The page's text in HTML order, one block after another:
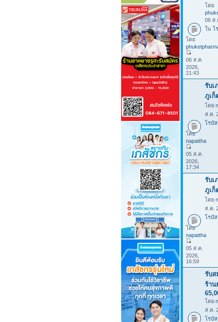
โดย
06 ส.
ใน โ
โดย
06 ส.ค.
2026,
21:43
รับเ
ภูเก็
โดย
ส.ค.
โรบั
โดย
napattha
05 ส.ค.
2026,
17:34
รับเ
ภูเก็
โดย
ส.ค.
โรบั
โดย
napattha
05 ส.ค.
2026,
16:59
รับส
ร้าน
โดย
ส.ค.
โรบั